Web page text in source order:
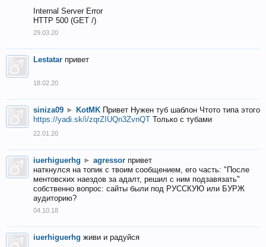
Internal Server Error
HTTP 500 (GET /)
29.03.20
Lestatar привет
18.02.20
siniza09 ► KotMK Привет Нужен туб шаблон Чтото типа этого
https://yadi.sk/i/zqrZIUQn3ZvnQT Только с тубами
22.01.20
iuerhiguerhg ► agressor привет
наткнулся на топик с твоим сообщением, его часть: "После
ментовских наездов за адалт, решил с ним подзавязать"
собственно вопрос: сайты были под РУССКУЮ или БУРЖ
аудиторию?
04.10.18
iuerhiguerhg живи и радуйся